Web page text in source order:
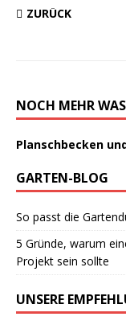
ZURÜCK
NOCH MEHR
Planschbecken
GARTEN-BLOG
So passt die
5 Gründe, warum
Projekt sein sollte
UNSERE